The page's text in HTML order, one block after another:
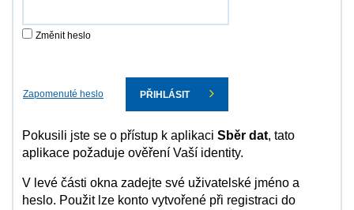
Změnit heslo
Zapomenuté heslo PŘIHLÁSIT
Pokusili jste se o přístup k aplikaci Sběr dat, tato
aplikace požaduje ověření Vaší identity.
V levé části okna zadejte své uživatelské jméno a
heslo. Použit lze konto vytvořené při registraci do